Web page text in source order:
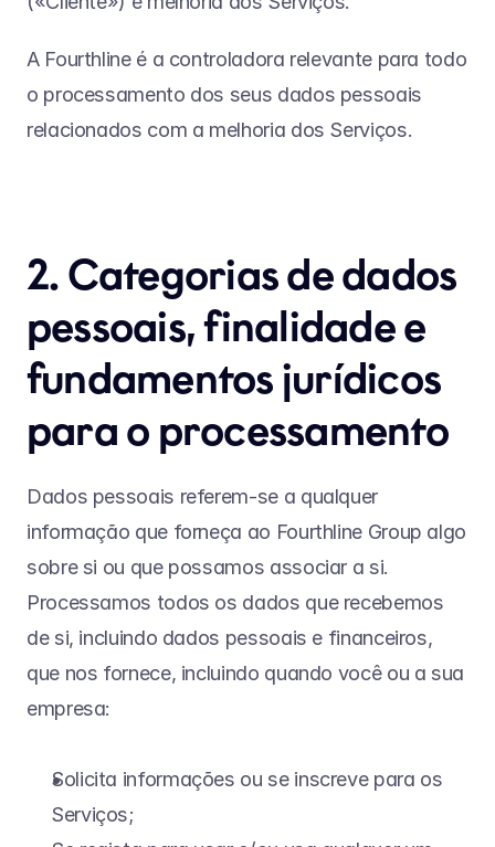
A Fourthline é a controladora relevante para todo
o processamento dos seus dados pessoais
relacionados com a melhoria dos Serviços.
2. Categorias de dados
pessoais, finalidade e
fundamentos jurídicos
para o processamento
Dados pessoais referem-se a qualquer
informação que forneça ao Fourthline Group algo
sobre si ou que possamos associar a si.
Processamos todos os dados que recebemos
de si, incluindo dados pessoais e financeiros,
que nos fornece, incluindo quando você ou a sua
empresa:
Solicita informações ou se inscreve para os
Serviços;